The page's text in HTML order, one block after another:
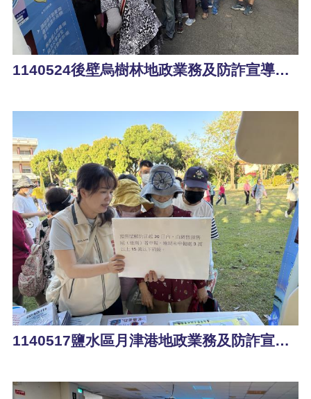
1140524後壁烏樹林地政業務及防詐宣導活動
1140517鹽水區月津港地政業務及防詐宣導活動